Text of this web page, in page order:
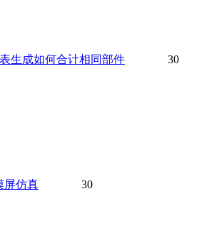
生成如何合计相同部件 30
屏仿真 30